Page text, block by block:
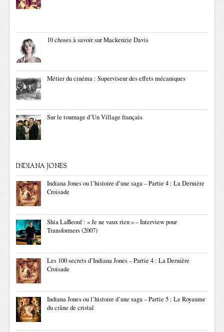
10 choses à savoir sur Mackenzie Davis
Métier du cinéma : Superviseur des effets mécaniques
Sur le tournage d’Un Village français
INDIANA JONES
Indiana Jones ou l’histoire d’une saga – Partie 4 : La Dernière
Croisade
Shia LaBeouf : « Je ne vaux rien » – Interview pour
Transformers (2007)
Les 100 secrets d’Indiana Jones – Partie 4 : La Dernière
Croisade
Indiana Jones ou l’histoire d’une saga – Partie 5 : Le Royaume
du crâne de cristal